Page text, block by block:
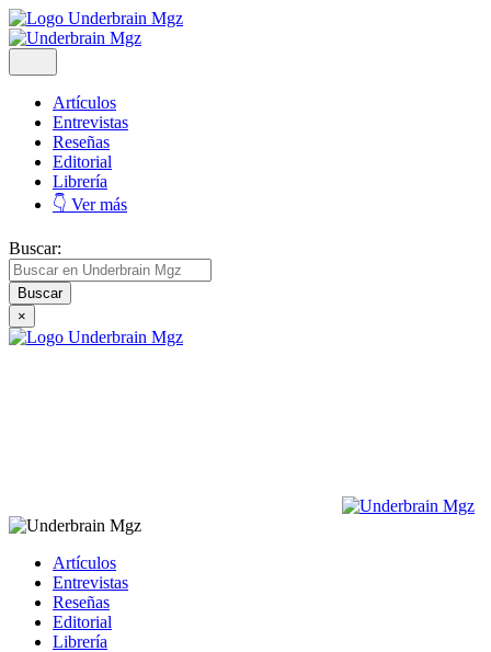
Artículos
Entrevistas
Reseñas
Editorial
Librería
👇 Ver más
Buscar:
×
Artículos
Entrevistas
Reseñas
Editorial
Librería